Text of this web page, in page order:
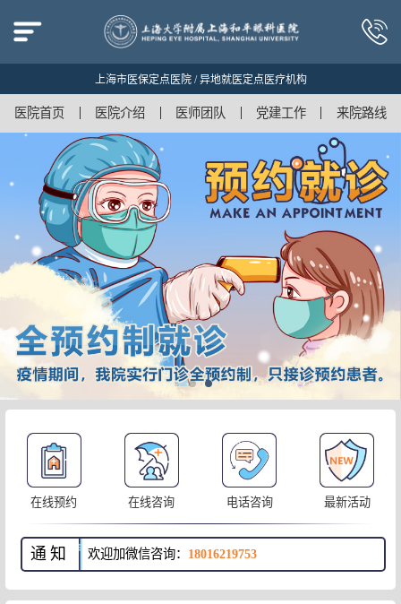
上海市医保定点医院 / 异地就医定点医疗机构
医院首页 医院介绍 医师团队 党建工作 来院路线
在线预约 在线咨询 电话咨询 最新活动
通知 欢迎加微信咨询： 18016219753